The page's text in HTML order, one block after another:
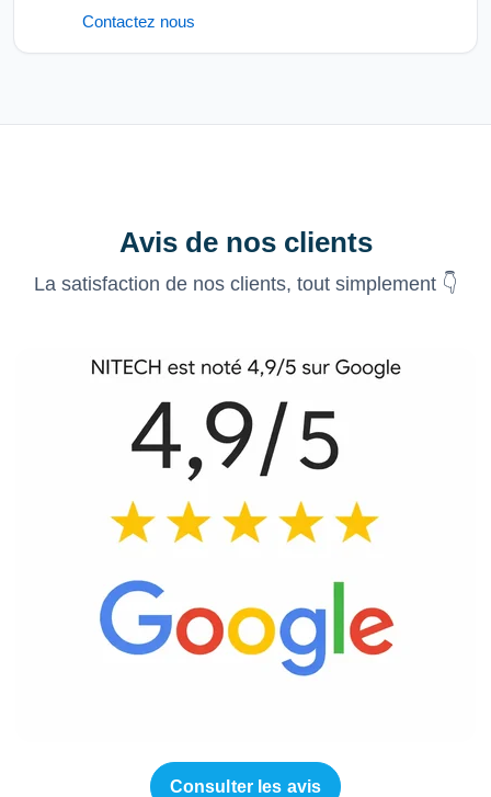
Contactez nous
Avis de nos clients
La satisfaction de nos clients, tout simplement 👇
Consulter les avis